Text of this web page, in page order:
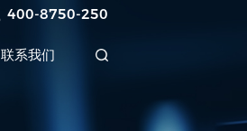
400-8750-250
联系我们